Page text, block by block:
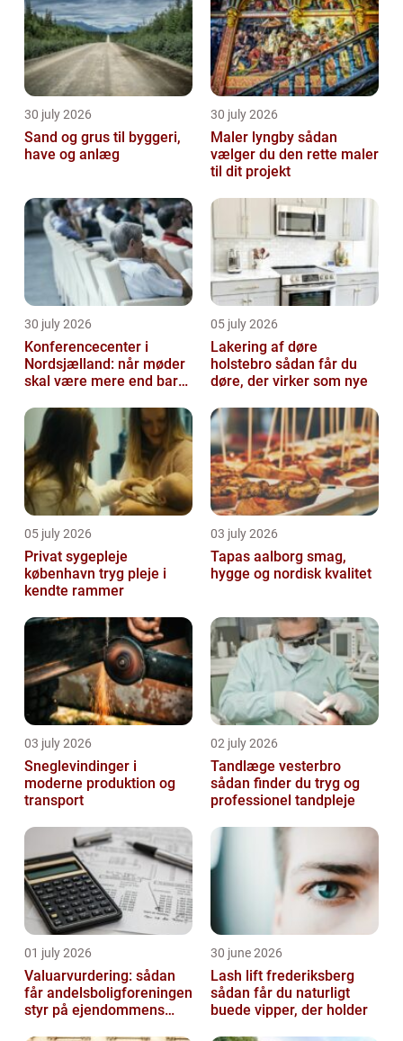
park...
30 july 2026
Sand og grus til byggeri,
have og anlæg
30 july 2026
Maler lyngby sådan
vælger du den rette maler
til dit projekt
30 july 2026
Konferencecenter i
Nordsjælland: når møder
skal være mere end bare
05 july 2026
Lakering af døre
holstebro sådan får du
døre, der virker som nye
05 july 2026
Privat sygepleje
københavn tryg pleje i
kendte rammer
03 july 2026
Tapas aalborg smag,
hygge og nordisk kvalitet
03 july 2026
Sneglevindinger i
moderne produktion og
transport
02 july 2026
Tandlæge vesterbro
sådan finder du tryg og
professionel tandpleje
01 july 2026
Valuarvurdering: sådan
får andelsboligforeningen
styr på ejendommens
30 june 2026
Lash lift frederiksberg
sådan får du naturligt
buede vipper, der holder